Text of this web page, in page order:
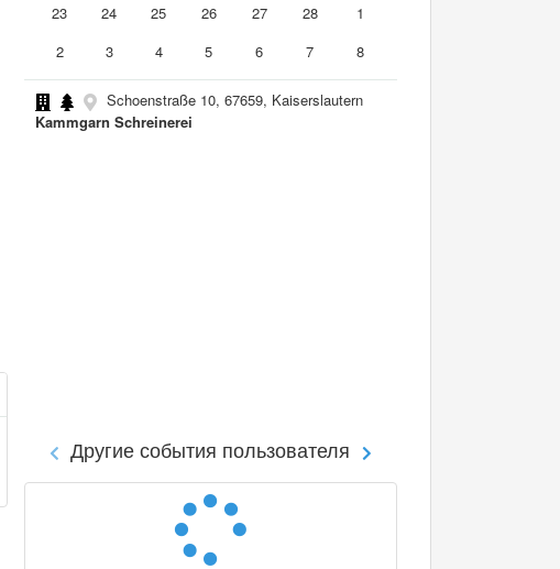
23
24 25 26 27 28
1
2
3 4 5 6 7 8
Schoenstraße 10, 67659, Kaiserslautern
Kammgarn Schreinerei
Другие события пользователя